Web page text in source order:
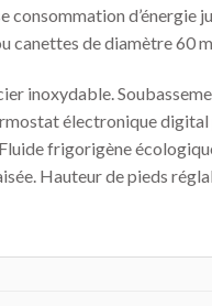
d’énergie
canettes de diamètre 60
inoxydable.
électronique
frigorigène
Hauteur de pieds